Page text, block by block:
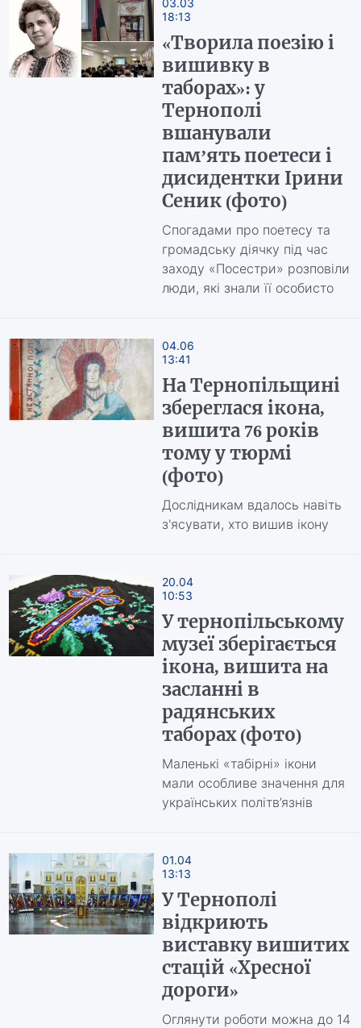
03.03
18:13
«Творила поезію і
вишивку в
таборах»: у
Тернополі
вшанували
пам’ять поетеси і
дисидентки Ірини
Сеник (фото)
Спогадами про поетесу та
громадську діячку під час
заходу «Посестри» розповіли
люди, які знали її особисто
04.06
13:41
На Тернопільщині
збереглася ікона,
вишита 76 років
тому у тюрмі
(фото)
Дослідникам вдалось навіть
з'ясувати, хто вишив ікону
20.04
10:53
У тернопільському
музеї зберігається
ікона, вишита на
засланні в
радянських
таборах (фото)
Маленькі «табірні» ікони
мали особливе значення для
українських політв’язнів
01.04
13:13
У Тернополі
відкриють
виставку вишитих
стацій «Хресної
дороги»
Оглянути роботи можна до 14